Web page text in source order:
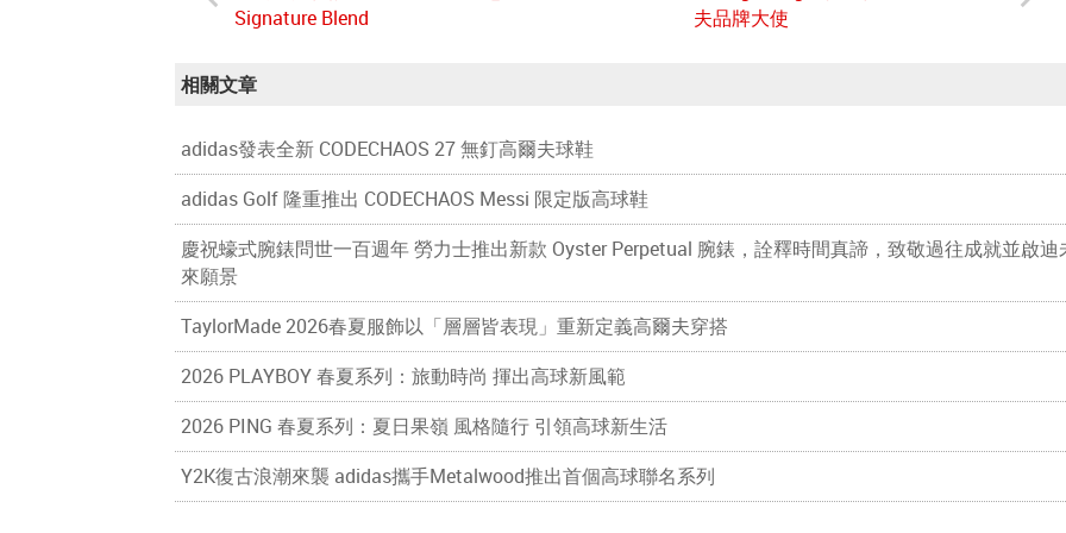
Signature Blend
夫品牌大使
相關文章
adidas發表全新 CODECHAOS 27 無釘高爾夫球鞋
adidas Golf 隆重推出 CODECHAOS Messi 限定版高球鞋
慶祝蠔式腕錶問世一百週年 勞力士推出新款 Oyster Perpetual 腕錶，詮釋時間真諦，致敬過往成就並啟迪
來願景
TaylorMade 2026春夏服飾以「層層皆表現」重新定義高爾夫穿搭
2026 PLAYBOY 春夏系列：旅動時尚 揮出高球新風範
2026 PING 春夏系列：夏日果嶺 風格隨行 引領高球新生活
Y2K復古浪潮來襲 adidas攜手Metalwood推出首個高球聯名系列